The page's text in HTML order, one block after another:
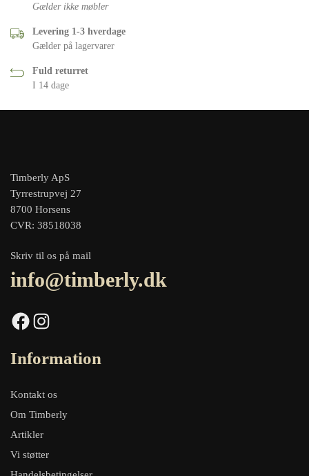
Gælder ikke møbler
Levering 1-3 hverdage
Gælder på lagervarer
Fuld returret
I 14 dage
Timberly ApS
Tyrrestrupvej 27
8700 Horsens
CVR: 38518038
Skriv til os på mail
info@timberly.dk
Facebook Instagram
Information
Kontakt os
Om Timberly
Artikler
Vi støtter